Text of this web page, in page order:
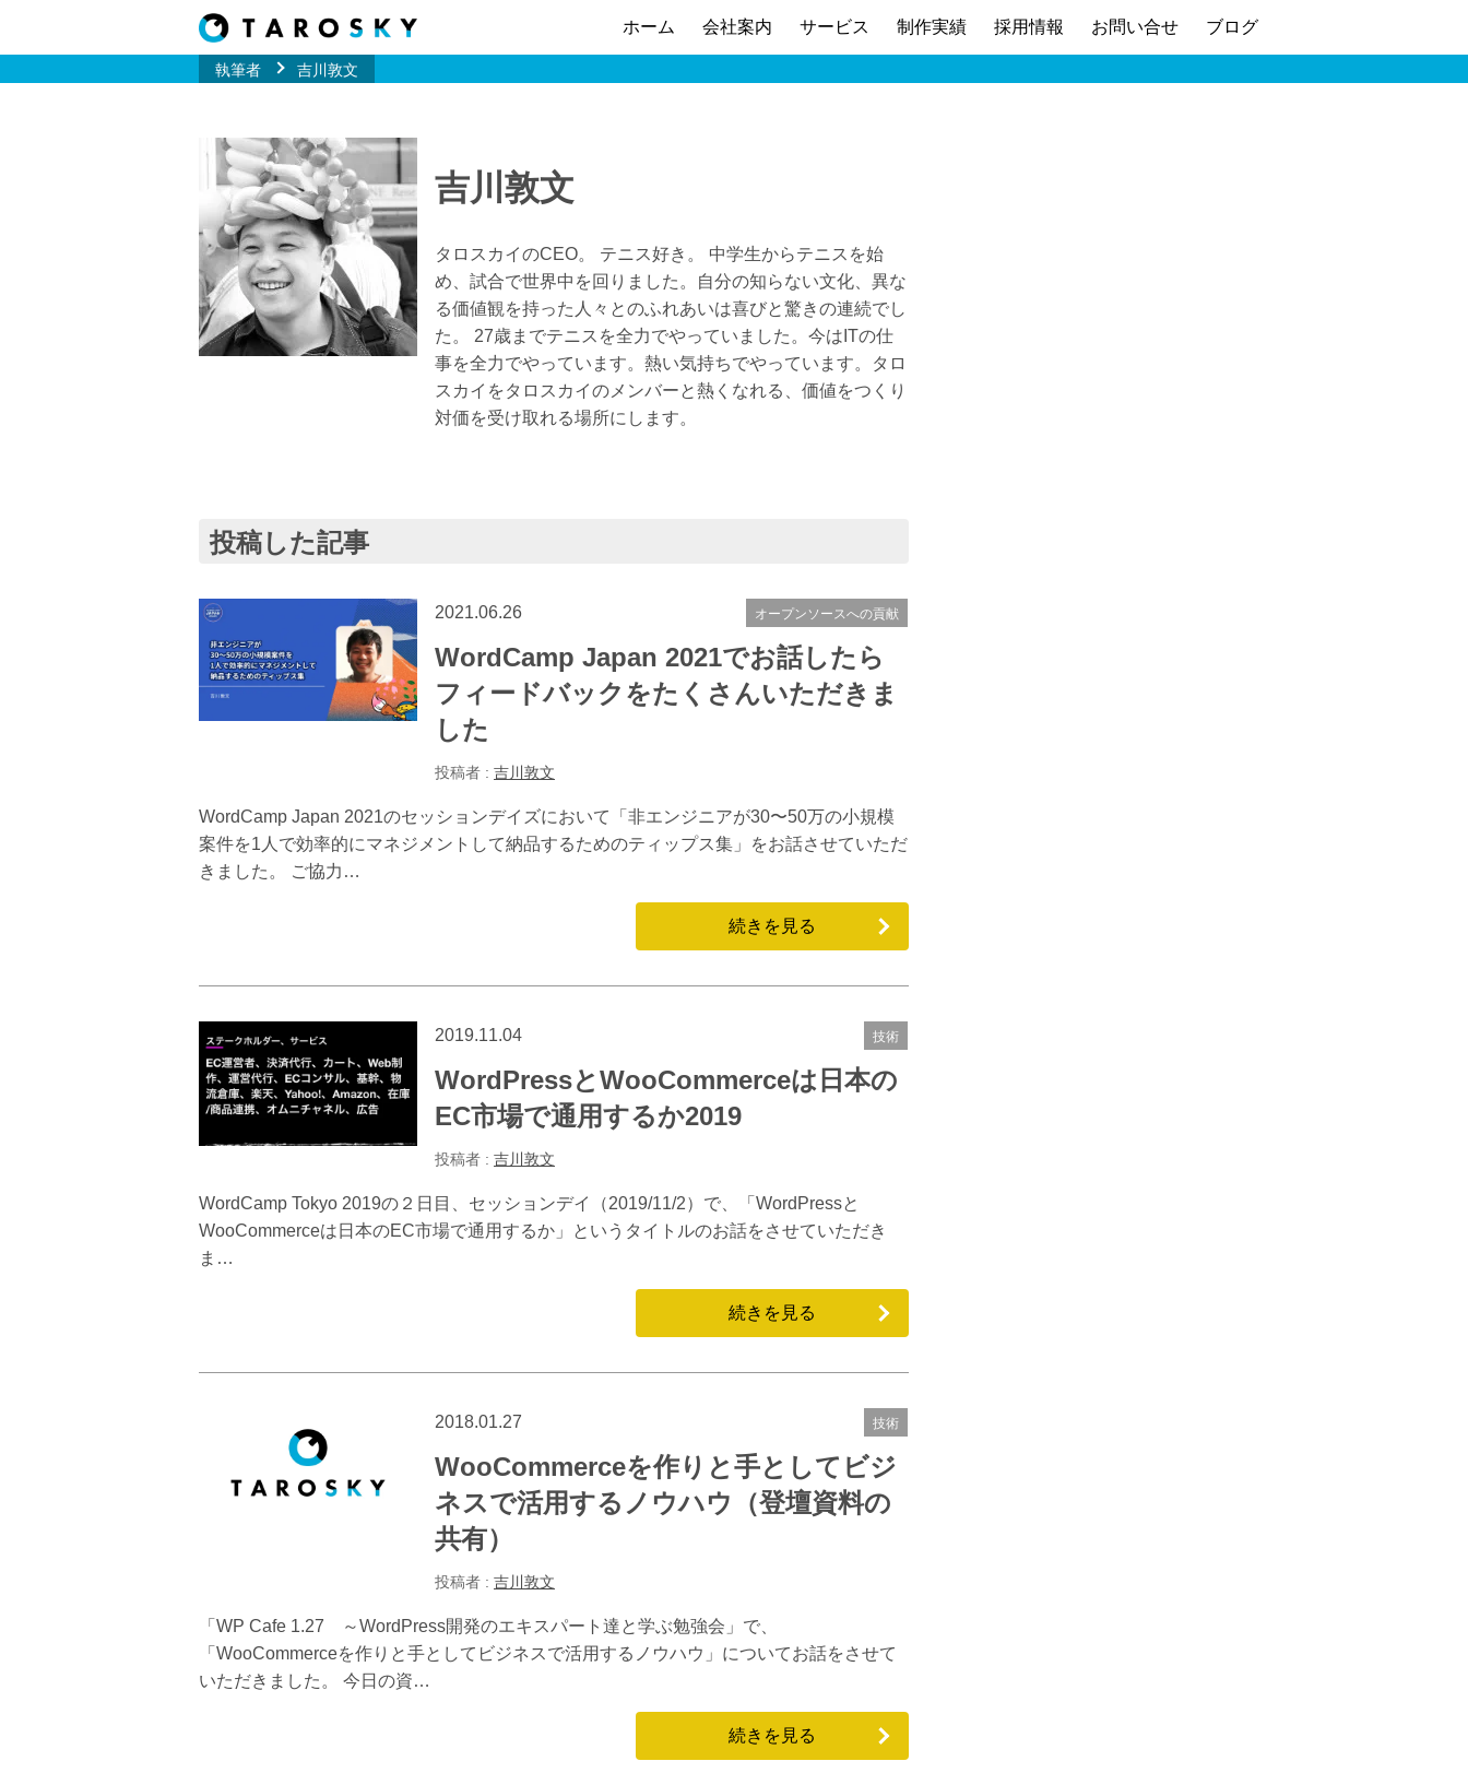
ホーム 会社案内 サービス 制作実績 採用情報 お問い合せ ブログ
執筆者 吉川敦文
吉川敦文
タロスカイのCEO。 テニス好き。 中学生からテニスを始
め、試合で世界中を回りました。自分の知らない文化、異な
る価値観を持った人々とのふれあいは喜びと驚きの連続でし
た。 27歳までテニスを全力でやっていました。今はITの仕
事を全力でやっています。熱い気持ちでやっています。タロ
スカイをタロスカイのメンバーと熱くなれる、価値をつくり
対価を受け取れる場所にします。
投稿した記事
2021.06.26 オープンソースへの貢献
WordCamp Japan 2021でお話したら
フィードバックをたくさんいただきま
した
投稿者 : 吉川敦文
WordCamp Japan 2021のセッションデイズにおいて「非エンジニアが30〜50万の小規模
案件を1人で効率的にマネジメントして納品するためのティップス集」をお話させていただ
きました。 ご協力…
続きを見る
2019.11.04 技術
WordPressとWooCommerceは日本の
EC市場で通用するか2019
投稿者 : 吉川敦文
WordCamp Tokyo 2019の２日目、セッションデイ（2019/11/2）で、「WordPressと
WooCommerceは日本のEC市場で通用するか」というタイトルのお話をさせていただき
ま…
続きを見る
2018.01.27 技術
WooCommerceを作りと手としてビジ
ネスで活用するノウハウ（登壇資料の
共有）
投稿者 : 吉川敦文
「WP Cafe 1.27 ～WordPress開発のエキスパート達と学ぶ勉強会」で、
「WooCommerceを作りと手としてビジネスで活用するノウハウ」についてお話をさせて
いただきました。 今日の資…
続きを見る